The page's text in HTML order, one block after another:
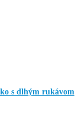
s dlhým rukávom